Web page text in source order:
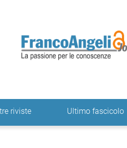
è:
riviste Ultimo fascicolo